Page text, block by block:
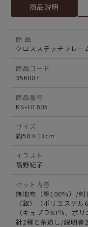
商品説明
商 品
クロスステッチフレー
商品コード
356007
商品番号
KS-HE605
サイズ
約50×13cm
イラスト
髙野紀子
セット内容
無地布（綿100%）/
〈銀〉（ポリエステ
（キュプラ63％、ポ
針2種と糸通し/説明書